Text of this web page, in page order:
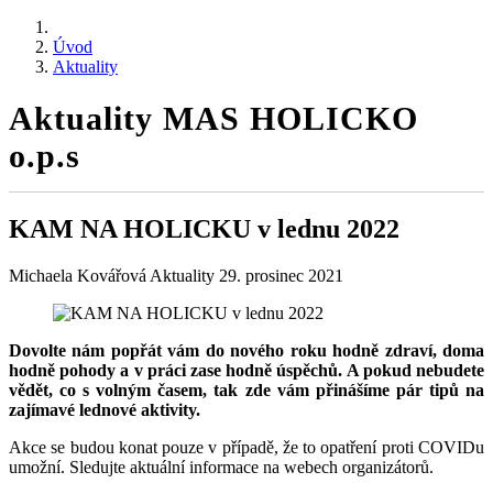
Úvod
Aktuality
Aktuality MAS HOLICKO
o.p.s
KAM NA HOLICKU v lednu 2022
Michaela Kovářová Aktuality 29. prosinec 2021
Dovolte nám popřát vám do nového roku hodně zdraví, doma
hodně pohody a v práci zase hodně úspěchů. A pokud nebudete
vědět, co s volným časem, tak zde vám přinášíme pár tipů na
zajímavé lednové aktivity.
Akce se budou konat pouze v případě, že to opatření proti COVIDu
umožní. Sledujte aktuální informace na webech organizátorů.